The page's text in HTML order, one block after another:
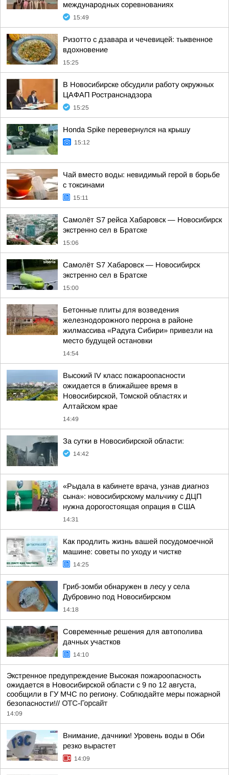
международных соревнованиях
15:49
Ризотто с дзавара и чечевицей: тыквенное
вдохновение
15:25
В Новосибирске обсудили работу окружных
ЦАФАП Ространснадзора
15:25
Honda Spike перевернулся на крышу
15:12
Чай вместо воды: невидимый герой в борьбе
с токсинами
15:11
Самолёт S7 рейса Хабаровск — Новосибирск
экстренно сел в Братске
15:06
Самолёт S7 Хабаровск — Новосибирск
экстренно сел в Братске
15:00
Бетонные плиты для возведения
железнодорожного перрона в районе
жилмассива «Радуга Сибири» привезли на
место будущей остановки
14:54
Высокий IV класс пожароопасности
ожидается в ближайшее время в
Новосибирской, Томской областях и
Алтайском крае
14:49
За сутки в Новосибирской области:
14:42
«Рыдала в кабинете врача, узнав диагноз
сына»: новосибирскому мальчику с ДЦП
нужна дорогостоящая опрация в США
14:31
Как продлить жизнь вашей посудомоечной
машине: советы по уходу и чистке
14:25
Гриб-зомби обнаружен в лесу у села
Дубровино под Новосибирском
14:18
Современные решения для автополива
дачных участков
14:10
Экстренное предупреждение Высокая пожароопасность
ожидается в Новосибирской области с 9 по 12 августа,
сообщили в ГУ МЧС по региону. Соблюдайте меры пожарной
безопасности!// ОТС-Горсайт
14:09
Внимание, дачники! Уровень воды в Оби
резко вырастет
14:09